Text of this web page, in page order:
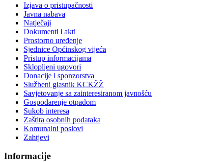
Izjava o pristupačnosti
Javna nabava
Natječaji
Dokumenti i akti
Prostorno uređenje
Sjednice Općinskog vijeća
Pristup informacijama
Sklopljeni ugovori
Donacije i sponzorstva
Službeni glasnik KCKŽŽ
Savjetovanje sa zainteresiranom javnošću
Gospodarenje otpadom
Sukob interesa
Zaštita osobnih podataka
Komunalni poslovi
Zahtjevi
Informacije